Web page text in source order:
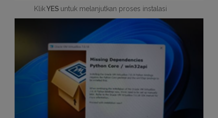
KlikYES untuk melanjutkan proses instalasi